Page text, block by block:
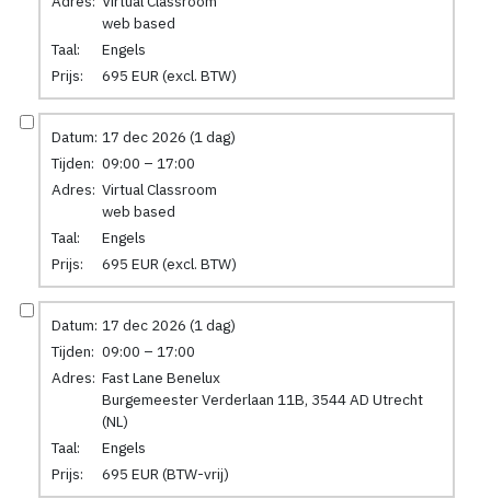
web based
Taal:
Engels
Prijs:
695 EUR (excl. BTW)
Datum: 17 dec 2026 (1 dag)
Tijden: 09:00 – 17:00
Adres: Virtual Classroom
web based
Taal:
Engels
Prijs:
695 EUR (excl. BTW)
Datum: 17 dec 2026 (1 dag)
Tijden: 09:00 – 17:00
Adres: Fast Lane Benelux
Burgemeester Verderlaan 11B, 3544 AD Utrecht
(NL)
Taal:
Engels
Prijs:
695 EUR (BTW-vrij)